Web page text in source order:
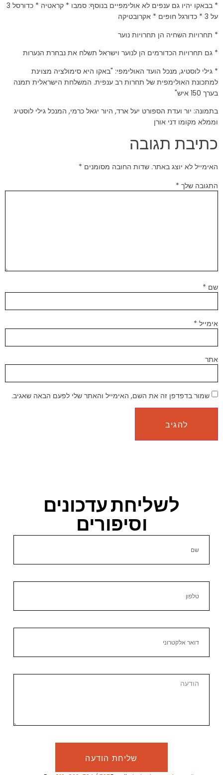
* בבאקו יהיו גם ענפים לא אולימפיים בנוסף: סמבו * קראטיה * כדורסל 3
על 3 * כדורגל חופים * אקרובטיקה
* תחרויות השחיה הן תחרויות נוער
* גם תחרויות הכדורמים הן לנוער וישראל תשלח את נבחרת הנערות
* גילי לוסטיג, מנכל הועד האולימפי: "באקו היא סימולציה מצוינת
למתכונת האולימפית של תחרות רב ענפית. המשלחת הישראלית תמנה
בערך 150 איש"
בתמונה: יור ועדת הספורט יעל ארד, היור יגאל כרמי, המנכל גילי לוסטיג
וממלא מקומו דני אורן
כתיבת תגובה
האימייל לא יוצג באתר. שדות החובה מסומנים *
התגובה שלך *
שם *
אימייל *
אתר
שמור בדפדפן זה את השם, האימייל והאתר שלי לפעם הבאה שאגיב.
לשליחת עדכונים
וסיפורים
שליחת הודעה